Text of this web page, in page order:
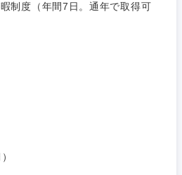
制度（年間7日。通年で取得可